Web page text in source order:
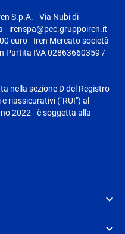
S.p.A. - Via Nubi di
- irenspa@pec.gruppoiren.it -
euro - Iren Mercato società
Partita IVA 02863660359 /
nella sezione D del Registro
riassicurativi ("RUI") al
2022 - è soggetta alla